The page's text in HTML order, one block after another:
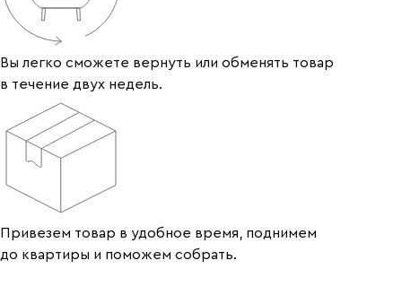
Вы легко сможете вернуть или обменять товар
в течение двух недель.
Привезем товар в удобное время, поднимем
до квартиры и поможем собрать.